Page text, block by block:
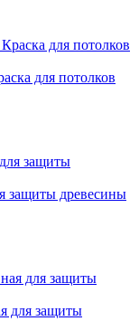
для потолков
защиты древесины
для защиты